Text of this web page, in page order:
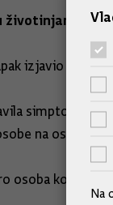
životinjama,
izjavio je da
simptome i
na osobu
osoba koje su
Na